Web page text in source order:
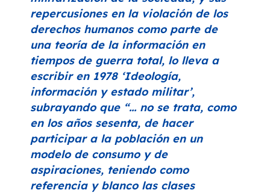
repercusiones en la violación de los
derechos humanos como parte de
una teoría de la información en
tiempos de guerra total, lo lleva a
escribir en 1978 ‘Ideología,
información y estado militar’,
subrayando que “… no se trata, como
en los años sesenta, de hacer
participar a la población en un
modelo de consumo y de
aspiraciones, teniendo como
referencia y blanco las clases